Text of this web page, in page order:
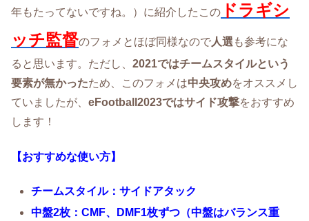
年もたってないですね。）に紹介したこの
ドラギシ
ッチ監督のフォメとほぼ同様なので人選 も参考にな
ると思います。ただし、 2021ではチームスタイルという
要素が無かったため、このフォメは中央攻めをオススメし
ていましたが、 eFootball2023ではサイド攻撃をおすすめ
します！
【おすすめな使い方】
チームスタイル：サイドアタック
中盤2枚：CMF、DMF1枚ずつ（中盤はバランス重